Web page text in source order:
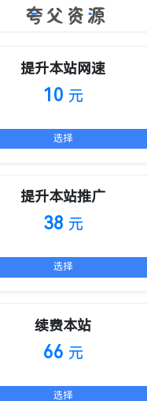
提升本站网速
10 元
选择
提升本站推广
38 元
选择
续费本站
66 元
选择